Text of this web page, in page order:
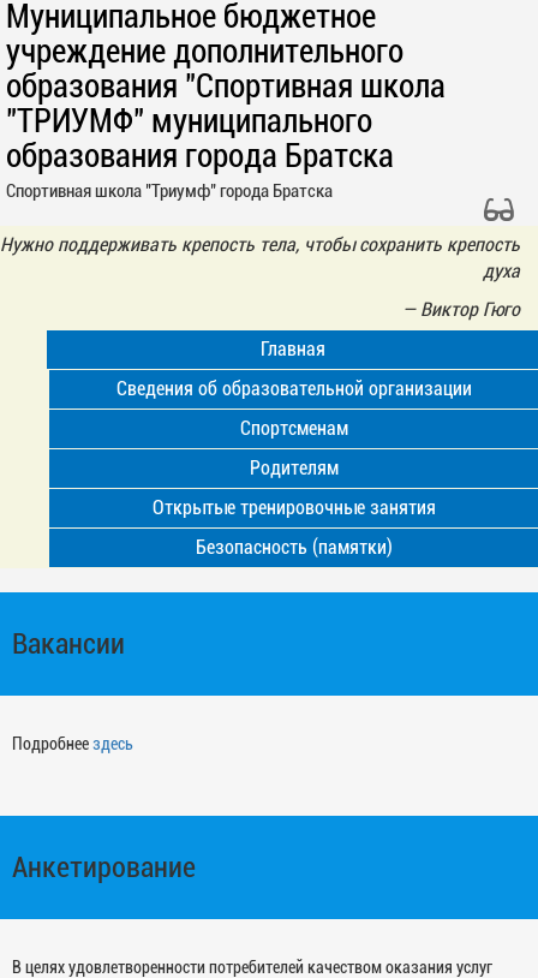
Муниципальное бюджетное
учреждение дополнительного
образования "Спортивная школа
"ТРИУМФ" муниципального
образования города Братска
Спортивная школа "Триумф" города Братска
Нужно поддерживать крепость тела, чтобы сохранить крепость
духа
— Виктор Гюго
Главная
Сведения об образовательной организации
Спортсменам
Родителям
Открытые тренировочные занятия
Безопасность (памятки)
Вакансии
Подробнеездесь
Анкетирование
В целях удовлетворенности потребителей качеством оказания услуг